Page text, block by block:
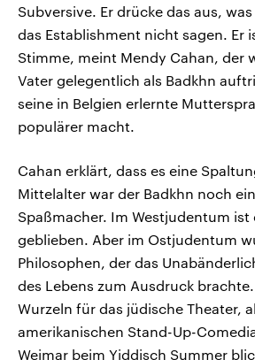
Subversive. Er drücke das aus,
das Establishment nicht sagen. Er
Stimme, meint Mendy Cahan, der
Vater gelegentlich als Badkhn
seine in Belgien erlernte
populärer macht.
Cahan erklärt, dass es eine
Mittelalter war der Badkhn noch
Spaßmacher. Im Westjudentum ist
geblieben. Aber im Ostjudentum
Philosophen, der das
des Lebens zum Ausdruck
Wurzeln für das jüdische Theater,
amerikanischen Stand-Up-
Weimar beim Yiddisch Summer